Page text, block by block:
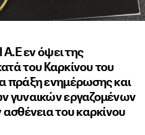
εν όψει της
του Καρκίνου του
πράξη ενημέρωσης και
γυναικών εργαζομένων
του καρκίνου